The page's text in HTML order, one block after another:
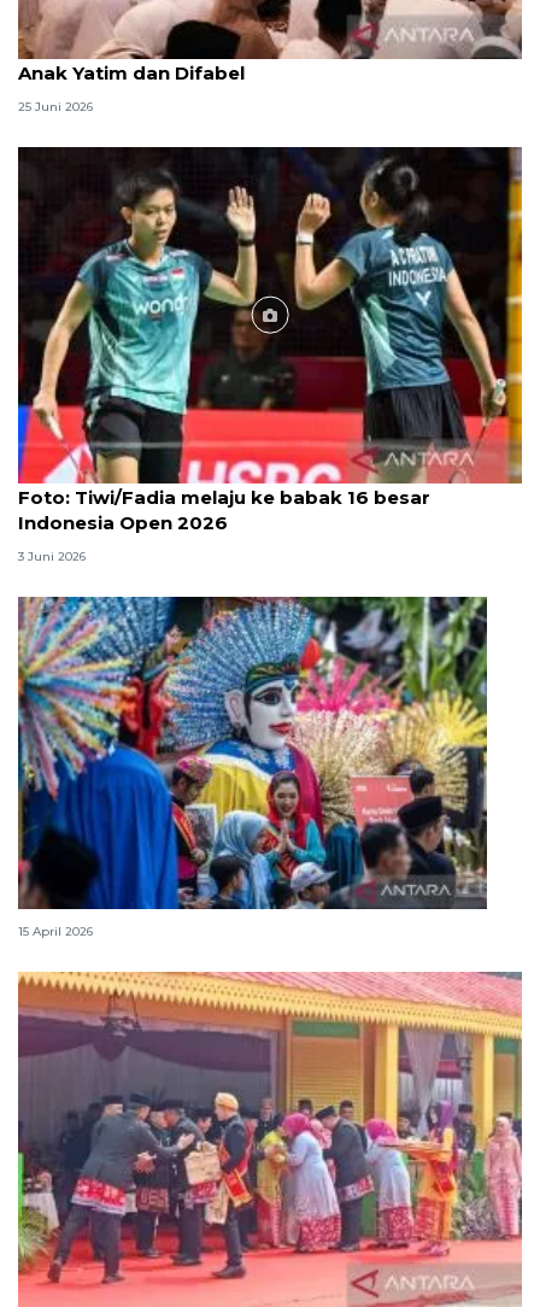
Menag jadikan setiap 10 Muharam sebagai Lebaran
Anak Yatim dan Difabel
25 Juni 2026
Foto
Foto: Tiwi/Fadia melaju ke babak 16 besar
Indonesia Open 2026
3 Juni 2026
Lebaran Betawi, harmoni tradisi dan kota global
15 April 2026
Tradisi hantaran Lebaran Betawi simbol bakti dan